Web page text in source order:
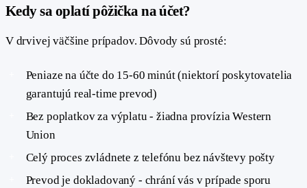
Kedy sa oplatí pôžička na účet?
V drvivej väčšine prípadov. Dôvody sú prosté:
Peniaze na účte do 15-60 minút (niektorí poskytovatelia
garantujú real-time prevod)
Bez poplatkov za výplatu - žiadna provízia Western
Union
Celý proces zvládnete z telefónu bez návštevy pošty
Prevod je dokladovaný - chrání vás v prípade sporu